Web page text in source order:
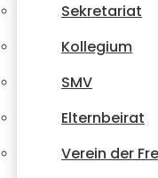
Sekretariat
Kollegium
SMV
Elternbeirat
Verein der